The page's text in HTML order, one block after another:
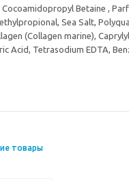
Betaine ,
Sea Salt,
(Collagen marine),
Acid, Tetrasodium EDTA,
товары